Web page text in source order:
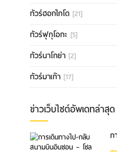
ทัวร์ฮอกไกโด [21]
ทัวร์ฟุกุโอกะ [5]
ทัวร์นาโกย่า [2]
ทัวร์มาเก๊า [17]
ข่าวเว็บไซต์อัพเดทล่าสุด
ก